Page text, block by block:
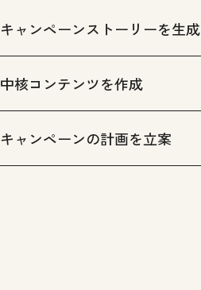
キャンペーンストーリーを生成
中核コンテンツを作成
キャンペーンの計画を立案